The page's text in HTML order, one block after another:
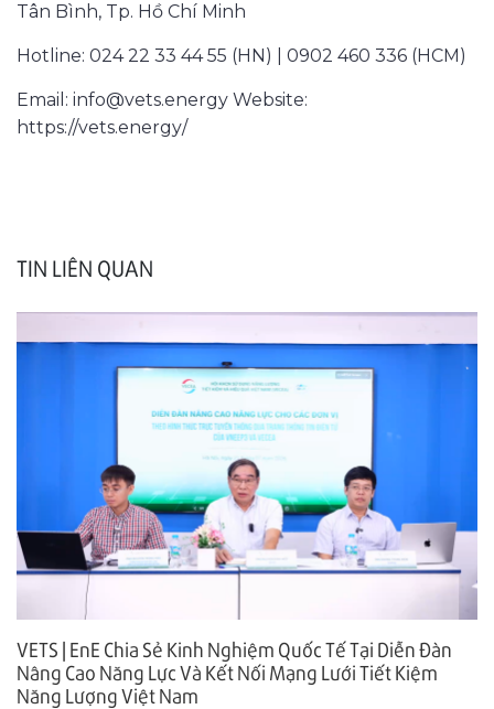
Tân Bình, Tp. Hồ Chí Minh
Hotline: 024 22 33 44 55 (HN) | 0902 460 336 (HCM)
Email: info@vets.energy Website:
https://vets.energy/
TIN LIÊN QUAN
VETS | EnE Chia Sẻ Kinh Nghiệm Quốc Tế Tại Diễn Đàn
Nâng Cao Năng Lực Và Kết Nối Mạng Lưới Tiết Kiệm
Năng Lượng Việt Nam